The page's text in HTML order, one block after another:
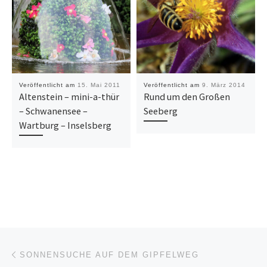
Veröffentlicht am 15. Mai 2011
Altenstein – mini-a-thür
– Schwanensee –
Wartburg – Inselsberg
Veröffentlicht am 9. März 2014
Rund um den Großen
Seeberg
Beitragsnavigation
SONNENSUCHE AUF DEM GIPFELWEG